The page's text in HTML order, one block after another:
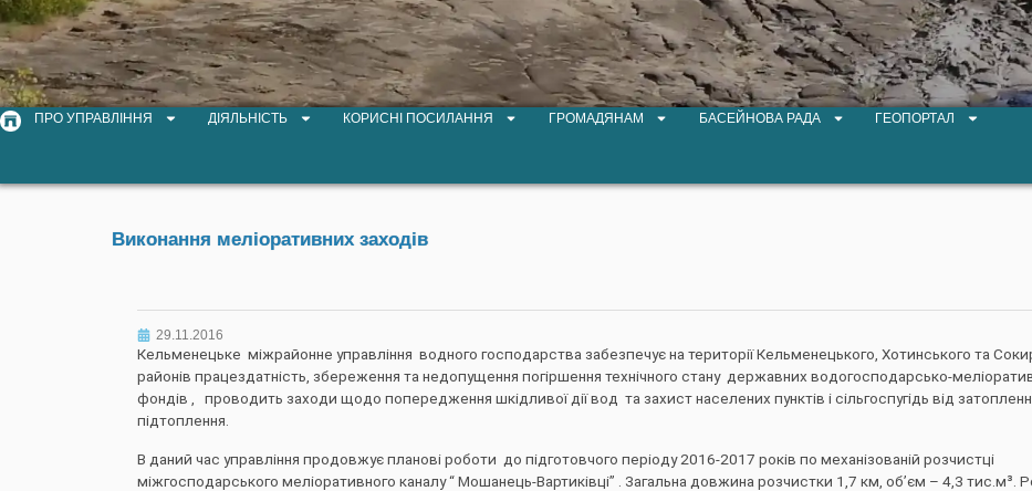
ПРО УПРАВЛІННЯ ДІЯЛЬНІСТЬ КОРИСНІ ПОСИЛАННЯ ГРОМАДЯНАМ БАСЕЙНОВА РАДА ГЕОПОРТАЛ
Виконання меліоративних заходів
29.11.2016
Кельменецьке міжрайонне управління водного господарства забезпечує на території Кельменецького, Хотинського та
районів працездатність, збереження та недопущення погіршення технічного стану державних водогосподарсько-
фондів , проводить заходи щодо попередження шкідливої дії вод та захист населених пунктів і сільгоспугідь від
підтоплення.
В даний час управління продовжує планові роботи до підготовчого періоду 2016-2017 років по механізованій розчистці
міжгосподарського меліоративного каналу “ Мошанець-Вартиківці” . Загальна довжина розчистки 1,7 км, об’єм – 4,3 тис.м³.